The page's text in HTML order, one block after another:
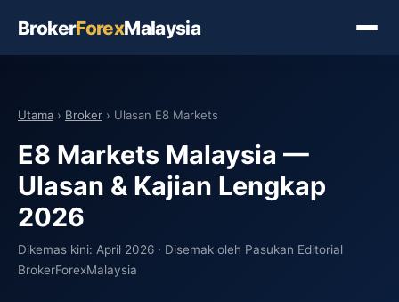
BrokerForexMalaysia
Utama › Broker › Ulasan E8 Markets
E8 Markets Malaysia —
Ulasan & Kajian Lengkap
2026
Dikemas kini: April 2026 · Disemak oleh Pasukan Editorial
BrokerForexMalaysia